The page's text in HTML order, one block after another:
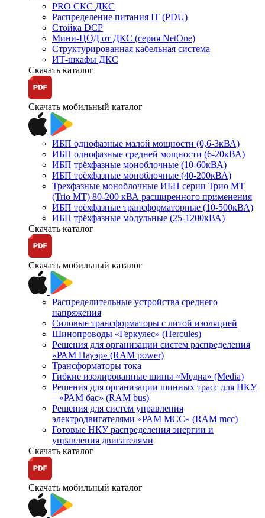
PRO СКС ДКС
Распределение питания IT (PDU)
Стойка DCP
Мини-ЦОД от ДКС (серия NetOne)
Структурированная кабельная система
ИТ-шкафы ДКС
Скачать каталог
Скачать мобильный каталог
ИБП однофазные малой мощности (0,6-3кВА)
ИБП однофазные средней мощности (6-20кВА)
ИБП трёхфазные моноблочные (10-60кВА)
ИБП трёхфазные моноблочные (40-200кВА)
Трехфазные моноблочные ИБП серии Трио МТ
(Trio MT) 80-200 кВА расширенного применения
ИБП трёхфазные трансформаторные (10-500кВА)
ИБП трёхфазные модульные (25-1200кВА)
Скачать каталог
Скачать мобильный каталог
Распределительные устройства среднего
напряжения
Силовые трансформаторы с литой изоляцией
Шинопроводы «Геркулес» (Hercules)
Решения для организации систем распределения
«РАМ Пауэр» (RAM power)
Трансформаторы тока
Гибкие изолированные шины «Медиа» (Media)
Решения для организации шинных трасс для НКУ
– «РАМ бас» (RAM bus)
Решения для систем управления
электродвигателями «РАМ МСС» (RAM mcc)
Готовые НКУ распределения энергии и
управления двигателями
Скачать каталог
Скачать мобильный каталог